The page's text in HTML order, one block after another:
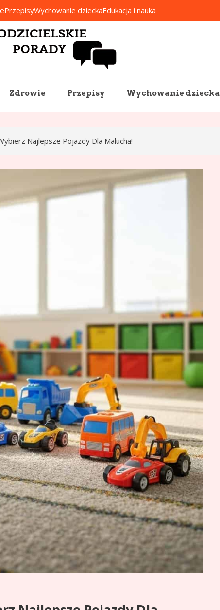
PrzepisyWychowanie dzieckaEdukacja i nauka
Porady
Zdrowie Przepisy Wychowanie dziecka
Najlepsze Pojazdy Dla Malucha!